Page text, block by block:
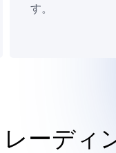
す。
ーディ